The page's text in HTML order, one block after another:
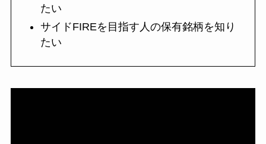
たい
サイドFIREを目指す人の保有銘柄を知り
たい